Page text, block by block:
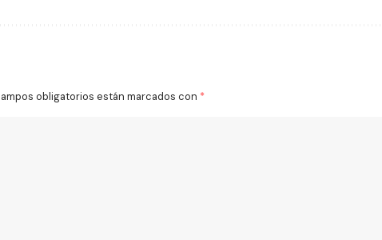
obligatorios están marcados con *